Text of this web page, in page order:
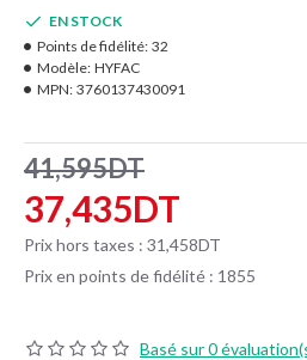
Basé sur 0
37,435DT
41,595DT
Prix hors taxes : 31,458DT
Prix en points de fidélité : 1855
EN STOCK
Points de fidélité: 32
Modèle: HYFAC
MPN: 3760137430091